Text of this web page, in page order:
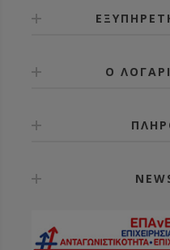
Ο